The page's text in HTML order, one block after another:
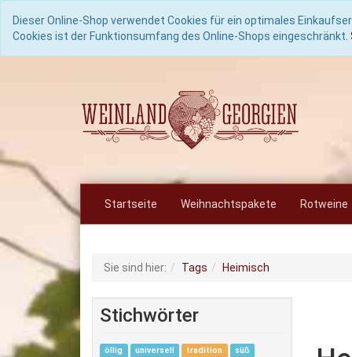
Dieser Online-Shop verwendet Cookies für ein optimales
Cookies ist der Funktionsumfang des Online-Shops eingeschränkt.
Startseite Weihnachtspakete Rotweine
Sie sind hier: Tags Heimisch
Stichwörter
öllig universell tradition
süß